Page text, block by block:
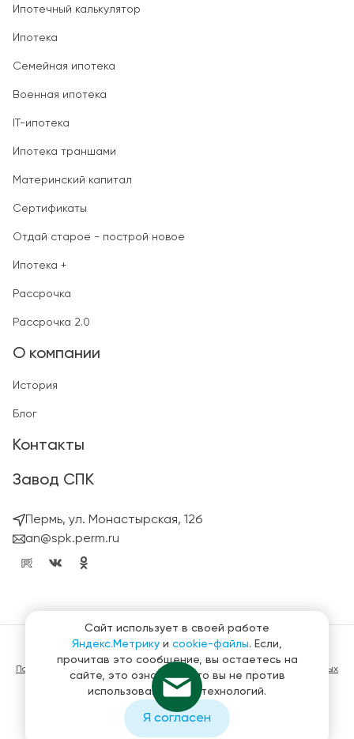
Ипотечный калькулятор
Ипотека
Семейная ипотека
Военная ипотека
IT-ипотека
Ипотека траншами
Материнский капитал
Сертификаты
Отдай старое - построй новое
Ипотека +
Рассрочка
Рассрочка 2.0
О компании
История
Блог
Контакты
Завод СПК
Пермь, ул. Монастырская, 12б
an@spk.perm.ru
© ГК СтройПанельКомплект 2023 – 2026
Политика конфиденциальности в отношении обработки персональных
данных
Материалы, представленные на сайте не являются публичной
офертой
Создание и продвижение сайтов
Сайт использует в своей работе
Яндекс.Метрику и cookie-файлы. Если,
прочитав это сообщение, вы остаетесь на
сайте, это означает, что вы не против
использования этих технологий.
Я согласен